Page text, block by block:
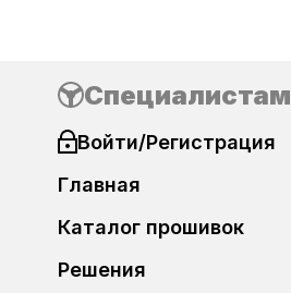
Специалистам
Войти/Регистрация
Главная
Каталог прошивок
Решения